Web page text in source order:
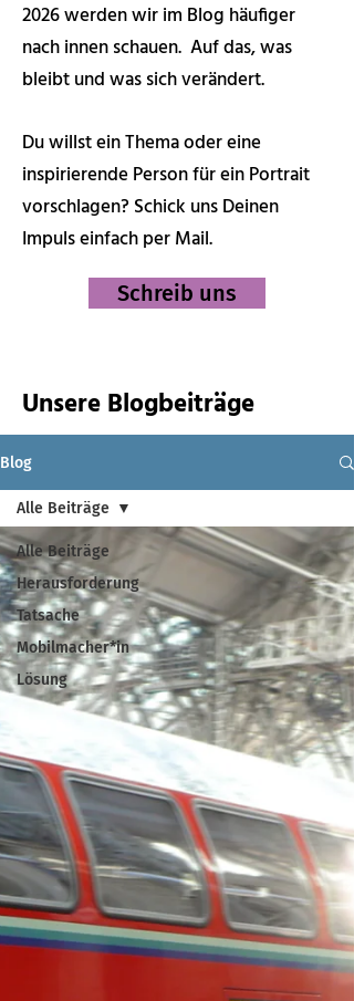
2026 werden wir im Blog häufiger
nach innen schauen. Auf das, was
bleibt und was sich verändert.
Du willst ein Thema oder eine
inspirierende Person für ein Portrait
vorschlagen? Schick uns Deinen
Impuls einfach per Mail.
Schreib uns
Unsere Blogbeiträge
Blog
Alle Beiträge
Herausforderung
Tatsache
Mobilmacher*in
Lösung
Alle Beiträge